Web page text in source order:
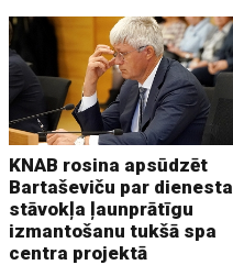
KNAB rosina apsūdzēt
Bartaševiču par dienesta
stāvokļa ļaunprātīgu
izmantošanu tukšā spa
centra projektā